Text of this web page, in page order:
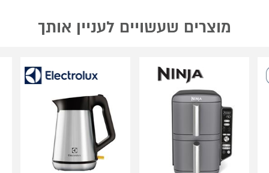
מוצרים שעשויים לעניין אותך